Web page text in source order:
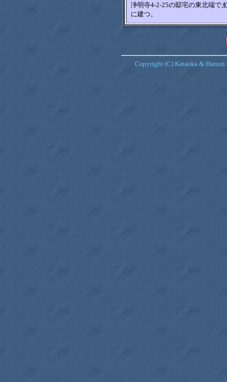
浄明寺4-2-25の邸宅の東北端で,
に建つ。
Copyright (C) Kataoka & Hattori